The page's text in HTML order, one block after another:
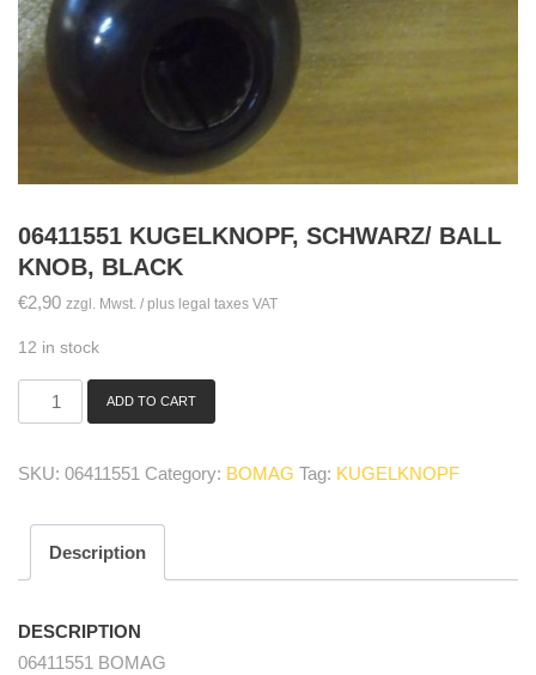
06411551 KUGELKNOPF, SCHWARZ/ BALL
KNOB, BLACK
€2,90 zzgl. Mwst. / plus legal taxes VAT
12 in stock
06411551
ball
black
quantity
ADD TO CART
SKU: 06411551 Category: BOMAG Tag: KUGELKNOPF
Description
DESCRIPTION
06411551 BOMAG